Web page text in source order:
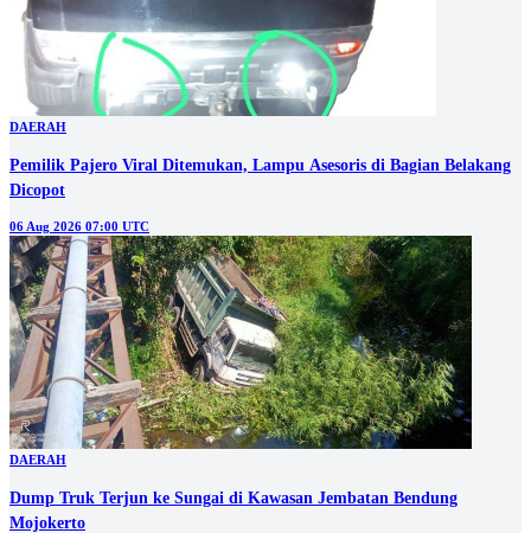
DAERAH
Pemilik Pajero Viral Ditemukan, Lampu Asesoris di Bagian Belakang
Dicopot
06 Aug 2026 07:00 UTC
DAERAH
Dump Truk Terjun ke Sungai di Kawasan Jembatan Bendung
Mojokerto